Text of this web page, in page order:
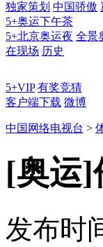
独家策划 中国骄傲
5+奥运下午茶
5+北京奥运夜 全景
在现场 历史
5+VIP 有奖竞猜
客户端下载 微博
中国网络电视台 >
[奥运]
发布时